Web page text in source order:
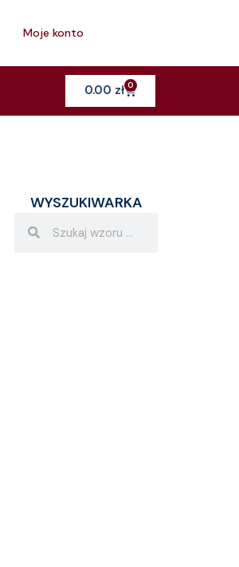
Moje konto
0.00 zł 0Cart
WYSZUKIWARKA